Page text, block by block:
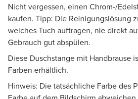
Nicht vergessen, einen Chrom-/
kaufen. Tipp: Die Reinigungslösung
weiches Tuch auftragen, nie direkt
Gebrauch gut abspülen.
Diese Duschstange mit Handbrause
Farben erhältlich.
Hinweis: Die tatsächliche Farbe des